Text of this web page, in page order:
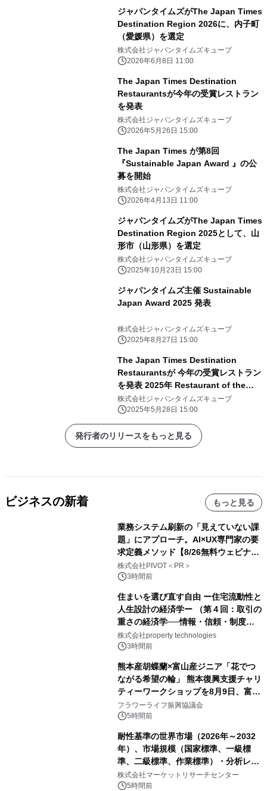
ジャパンタイムズがThe Japan Times
Destination Region 2026に、内子町
（愛媛県）を選定
株式会社ジャパンタイムズキューブ
2026年6月8日 11:00
The Japan Times Destination
Restaurantsが今年の受賞レストラン
を発表
株式会社ジャパンタイムズキューブ
2026年5月26日 15:00
The Japan Times が第8回
『Sustainable Japan Award 』の公
募を開始
株式会社ジャパンタイムズキューブ
2026年4月13日 11:00
ジャパンタイムズがThe Japan Times
Destination Region 2025として、山
形市（山形県）を選定
株式会社ジャパンタイムズキューブ
2025年10月23日 15:00
ジャパンタイムズ主催 Sustainable
Japan Award 2025 発表
株式会社ジャパンタイムズキューブ
2025年8月27日 15:00
The Japan Times Destination
Restaurantsが 今年の受賞レストラン
を発表 2025年 Restaurant of the
Year は「ひまわり食堂２」（富山）に
決定
株式会社ジャパンタイムズキューブ
2025年5月28日 15:00
発行者のリリースをもっと見る
ビジネスの新着 もっと見る
業務システム刷新の「見えていない課
題」にアプローチ。AI×UX専門家の要
求定義メソッド【8/26無料ウェビナ
ー】株式会社PIVOT
株式会社PIVOT＜PR＞
3時間前
住まいを選び直す自由 ー住宅流動性と
人生設計の経済学ー （第４回：取引の
重さの経済学──情報・信頼・制度を
PropTechはどう組み替えるか）｜
PropTech-Lab
株式会社property technologies
3時間前
熊本産胡蝶蘭×富山産ジニア「花でつ
ながる希望の輪」 熊本復興支援チャリ
ティーワークショップを8月9日、富
山・射水で開催
フラワーライフ振興協議会
5時間前
耐性基準の世界市場（2026年～2032
年）、市場規模（国家標準、一級標
準、二級標準、作業標準）・分析レポ
ートを発表
株式会社マーケットリサーチセンター
5時間前